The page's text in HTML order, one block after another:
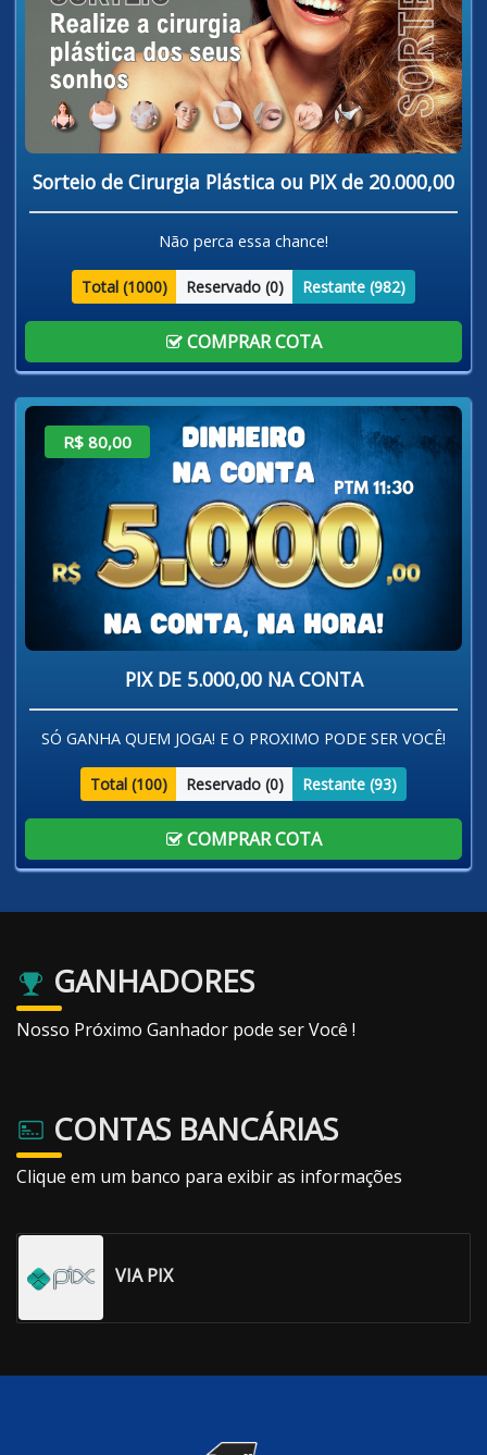
Sorteio de Cirurgia Plástica ou PIX de 20.000,00
Não perca essa chance!
Total (1000) Reservado (0) Restante (982)
COMPRAR COTA
R$ 80,00
PIX DE 5.000,00 NA CONTA
SÓ GANHA QUEM JOGA! E O PROXIMO PODE SER VOCÊ!
Total (100) Reservado (0) Restante (93)
COMPRAR COTA
GANHADORES
Nosso Próximo Ganhador pode ser Você !
CONTAS BANCÁRIAS
Clique em um banco para exibir as informações
VIA PIX